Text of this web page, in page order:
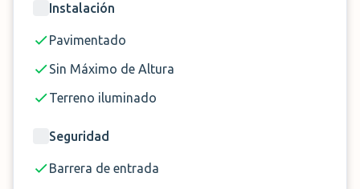
Instalación
Pavimentado
Sin Máximo de Altura
Terreno iluminado
Seguridad
Barrera de entrada